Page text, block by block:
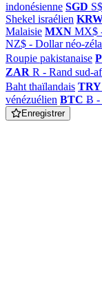
indonésienne SGD
Shekel israélien
Malaisie MXN MX$
NZ$ - Dollar néo-
Roupie pakistanaise
ZAR R - Rand sud-
Baht thaïlandais TRY
vénézuélien BTC Ƀ -
Enregistrer